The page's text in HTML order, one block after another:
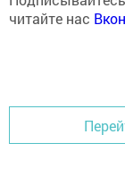
читайте нас